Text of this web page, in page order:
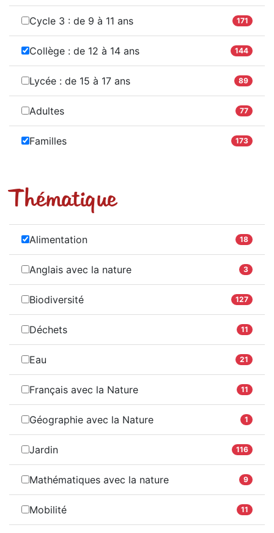
Cycle 3 : de 9 à 11 ans 171
Collège : de 12 à 14 ans 144
Lycée : de 15 à 17 ans 89
Adultes 77
Familles 173
Thématique
Alimentation 18
Anglais avec la nature 3
Biodiversité 127
Déchets 11
Eau 21
Français avec la Nature 11
Géographie avec la Nature 1
Jardin 116
Mathématiques avec la nature 9
Mobilité 11